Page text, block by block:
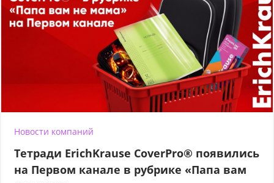
Новости компаний
Тетради ErichKrause CoverPro® появились
на Первом канале в рубрике «Папа вам